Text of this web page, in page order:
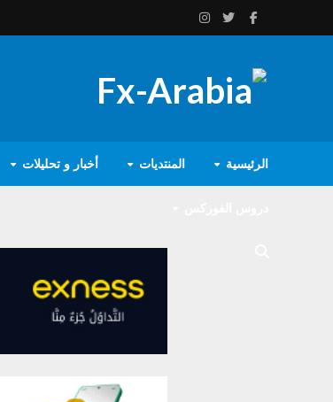
الرئيسية المنتديات أخبار و تحليلات